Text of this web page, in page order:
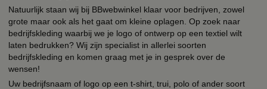
Natuurlijk staan wij bij BBwebwinkel klaar voor bedrijven, zowel
grote maar ook als het gaat om kleine oplagen. Op zoek naar
bedrijfskleding waarbij we je logo of ontwerp op een textiel wilt
laten bedrukken? Wij zijn specialist in allerlei soorten
bedrijfskleding en komen graag met je in gesprek over de
wensen!
Uw bedrijfsnaam of logo op een t-shirt, trui, polo of ander soort